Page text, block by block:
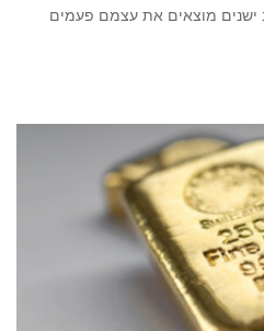
מוצאים את עצמם פעמים